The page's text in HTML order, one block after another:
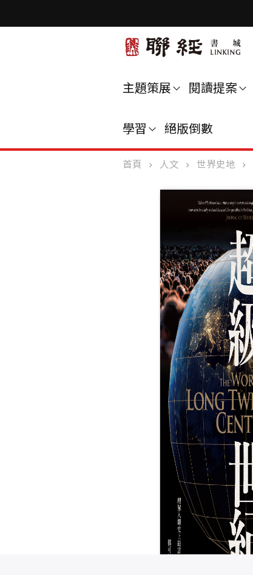
主題策展 閱讀提案
學習 絕版倒數
首頁 人文 世界史地